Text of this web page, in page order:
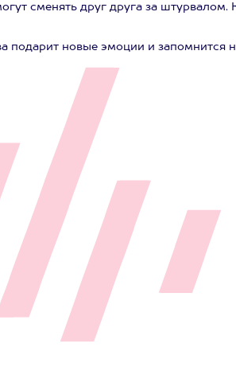
сменять друг друга за
подарит новые эмоции и запомнится